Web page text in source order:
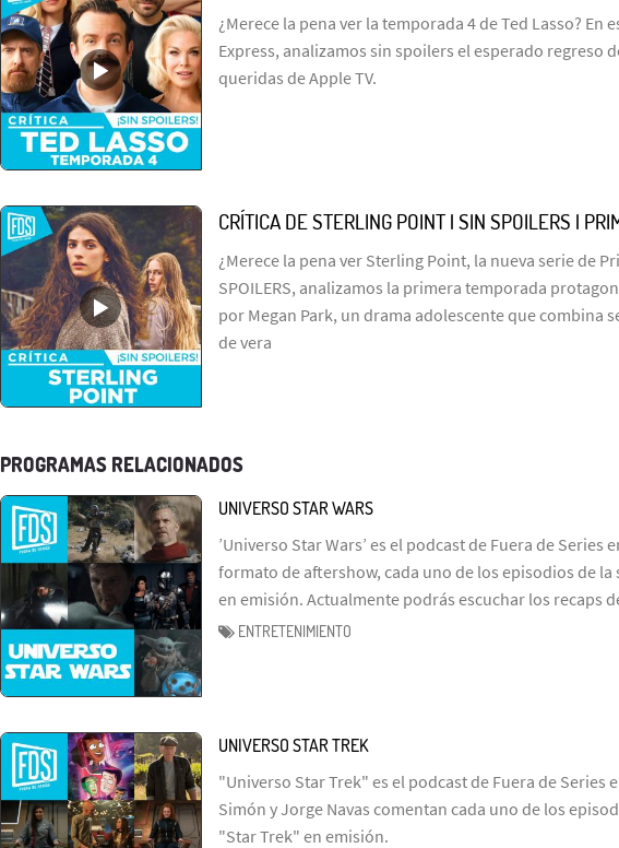
¿Merece la pena ver la temporada 4 de Ted Lasso? En
Express, analizamos sin spoilers el esperado regreso
queridas de Apple TV.
CRÍTICA DE STERLING POINT | SIN SPOILERS |
¿Merece la pena ver Sterling Point, la nueva serie de
SPOILERS, analizamos la primera temporada
por Megan Park, un drama adolescente que combina
de vera
PROGRAMAS RELACIONADOS
UNIVERSO STAR WARS
’Universo Star Wars’ es el podcast de Fuera de Series
formato de aftershow, cada uno de los episodios de la
en emisión. Actualmente podrás escuchar los recaps
ENTRETENIMIENTO
UNIVERSO STAR TREK
"Universo Star Trek" es el podcast de Fuera de Series
Simón y Jorge Navas comentan cada uno de los
"Star Trek" en emisión.